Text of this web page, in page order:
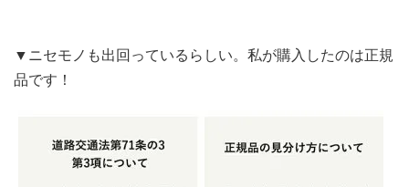
▼ニセモノも出回っているらしい。私が購入したのは正規
品です！